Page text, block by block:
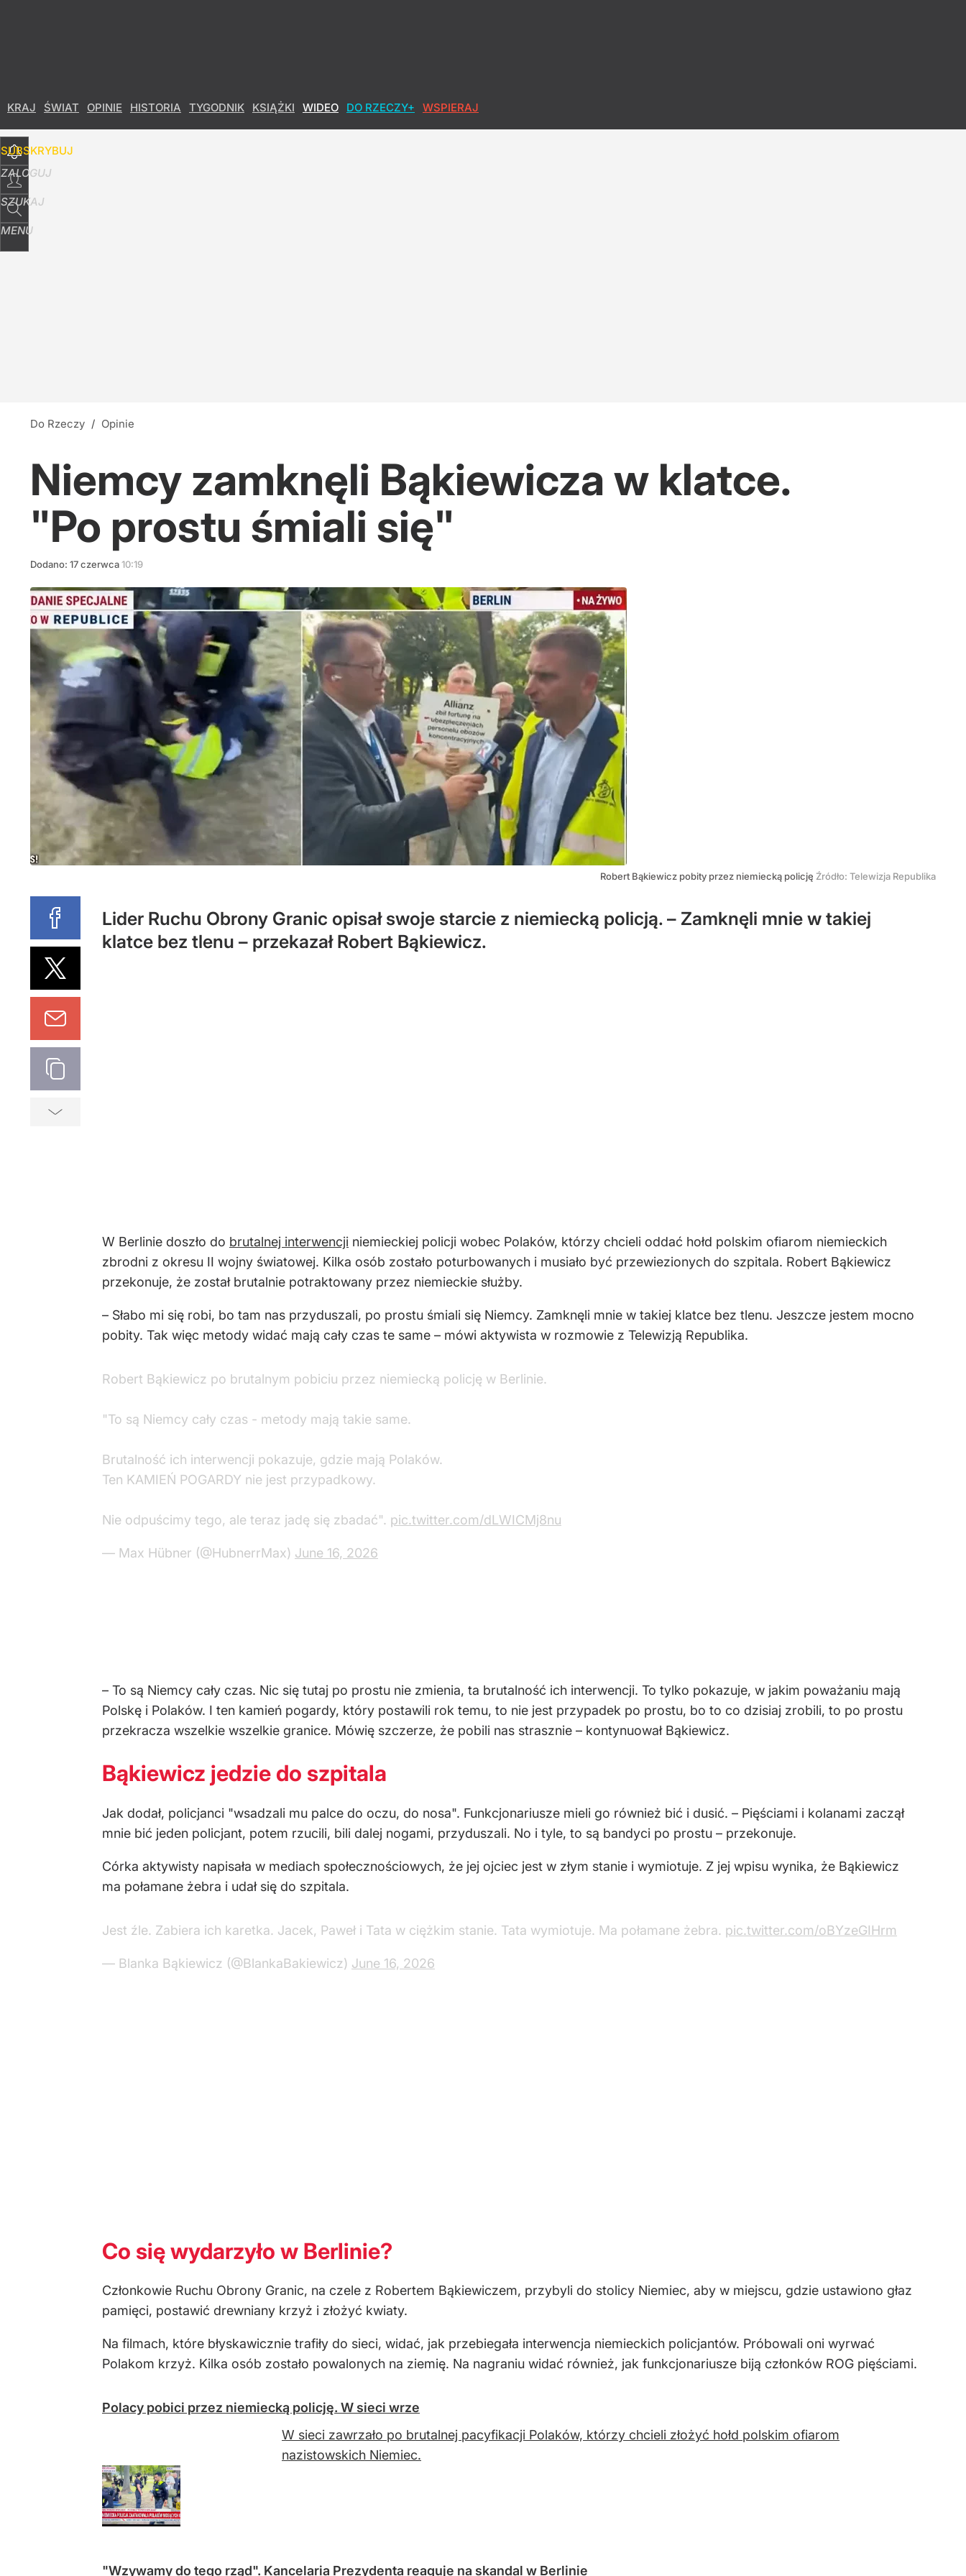
KRAJ ŚWIAT OPINIE HISTORIA TYGODNIK KSIĄŻKI WIDEO DO RZECZY+ WSPIERAJ
SUBSKRYBUJ
ZALOGUJ
SZUKAJ
MENU
Do Rzeczy / Opinie
Niemcy zamknęli Bąkiewicza w klatce.
"Po prostu śmiali się"
Dodano: 17czerwca10:19
Robert Bąkiewicz pobity przez niemiecką policję Źródło: Telewizja Republika
Lider Ruchu Obrony Granic opisał swoje starcie z niemiecką policją. – Zamknęli mnie w takiej
klatce bez tlenu – przekazał Robert Bąkiewicz.
W Berlinie doszło do brutalnej interwencji niemieckiej policji wobec Polaków, którzy chcieli oddać hołd polskim ofiarom niemieckich
zbrodni z okresu II wojny światowej. Kilka osób zostało poturbowanych i musiało być przewiezionych do szpitala. Robert Bąkiewicz
przekonuje, że został brutalnie potraktowany przez niemieckie służby.
– Słabo mi się robi, bo tam nas przyduszali, po prostu śmiali się Niemcy. Zamknęli mnie w takiej klatce bez tlenu. Jeszcze jestem mocno
pobity. Tak więc metody widać mają cały czas te same – mówi aktywista w rozmowie z Telewizją Republika.
Robert Bąkiewicz po brutalnym pobiciu przez niemiecką policję w Berlinie.
"To są Niemcy cały czas - metody mają takie same.
Brutalność ich interwencji pokazuje, gdzie mają Polaków.
Ten KAMIEŃ POGARDY nie jest przypadkowy.
Nie odpuścimy tego, ale teraz jadę się zbadać". pic.twitter.com/dLWICMj8nu
— Max Hübner (@HubnerrMax) June 16, 2026
– To są Niemcy cały czas. Nic się tutaj po prostu nie zmienia, ta brutalność ich interwencji. To tylko pokazuje, w jakim poważaniu mają
Polskę i Polaków. I ten kamień pogardy, który postawili rok temu, to nie jest przypadek po prostu, bo to co dzisiaj zrobili, to po prostu
przekracza wszelkie wszelkie granice. Mówię szczerze, że pobili nas strasznie – kontynuował Bąkiewicz.
Bąkiewicz jedzie do szpitala
Jak dodał, policjanci "wsadzali mu palce do oczu, do nosa". Funkcjonariusze mieli go również bić i dusić. – Pięściami i kolanami zaczął
mnie bić jeden policjant, potem rzucili, bili dalej nogami, przyduszali. No i tyle, to są bandyci po prostu – przekonuje.
Córka aktywisty napisała w mediach społecznościowych, że jej ojciec jest w złym stanie i wymiotuje. Z jej wpisu wynika, że Bąkiewicz
ma połamane żebra i udał się do szpitala.
Jest źle. Zabiera ich karetka. Jacek, Paweł i Tata w ciężkim stanie. Tata wymiotuje. Ma połamane żebra. pic.twitter.com/oBYzeGIHrm
— Blanka Bąkiewicz (@BlankaBakiewicz) June 16, 2026
Co się wydarzyło w Berlinie?
Członkowie Ruchu Obrony Granic, na czele z Robertem Bąkiewiczem, przybyli do stolicy Niemiec, aby w miejscu, gdzie ustawiono głaz
pamięci, postawić drewniany krzyż i złożyć kwiaty.
Na filmach, które błyskawicznie trafiły do sieci, widać, jak przebiegała interwencja niemieckich policjantów. Próbowali oni wyrwać
Polakom krzyż. Kilka osób zostało powalonych na ziemię. Na nagraniu widać również, jak funkcjonariusze biją członków ROG pięściami.
Polacy pobici przez niemiecką policję. W sieci wrze
W sieci zawrzało po brutalnej pacyfikacji Polaków, którzy chcieli złożyć hołd polskim ofiarom
nazistowskich Niemiec.
"Wzywamy do tego rząd". Kancelaria Prezydenta reaguje na skandal w Berlinie